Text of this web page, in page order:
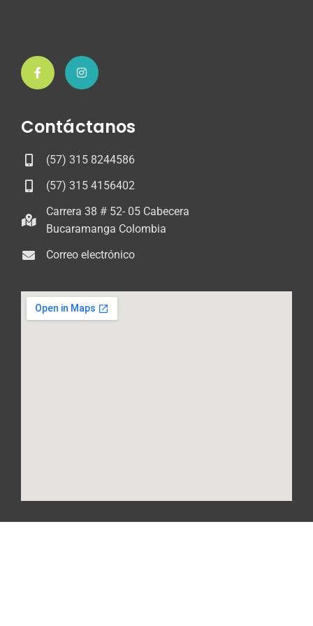
Contáctanos
(57) 315 8244586
(57) 315 4156402
Carrera 38 # 52- 05 Cabecera
Bucaramanga Colombia
Correo electrónico